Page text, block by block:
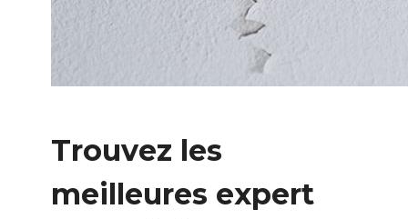
Trouvez les
meilleures expert